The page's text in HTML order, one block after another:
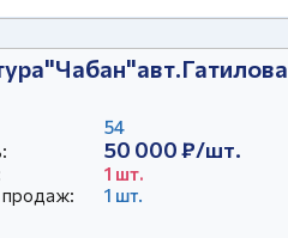
54
50 000 ₽/шт.
1 шт.
продаж:
1 шт.